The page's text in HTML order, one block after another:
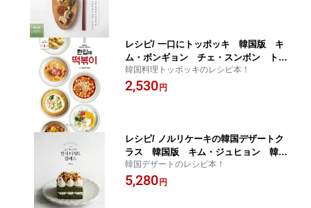
レシピ/ 一口にトッポッキ 韓国版 キ
ム・ボンギョン チェ・スンボン トッ
ポギ 韓国料理 韓国書籍
韓国料理トッポッキのレシピ本！
2,530 円
レシピ/ ノルリケーキの韓国デザートク
ラス 韓国版 キム・ジュヒョン 韓国
書籍
韓国デザートのレシピ本！
5,280 円